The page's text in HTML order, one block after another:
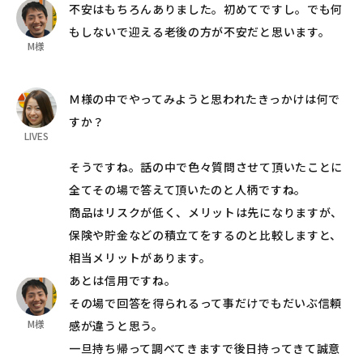
M様
不安はもちろんありました。初めてですし。でも何
もしないで迎える老後の方が不安だと思います。
LIVES
Ｍ様の中でやってみようと思われたきっかけは何で
すか？
M様
そうですね。話の中で色々質問させて頂いたことに
全てその場で答えて頂いたのと人柄ですね。
商品はリスクが低く、メリットは先になりますが、
保険や貯金などの積立てをするのと比較しますと、
相当メリットがあります。
あとは信用ですね。
その場で回答を得られるって事だけでもだいぶ信頼
感が違うと思う。
一旦持ち帰って調べてきますで後日持ってきて誠意